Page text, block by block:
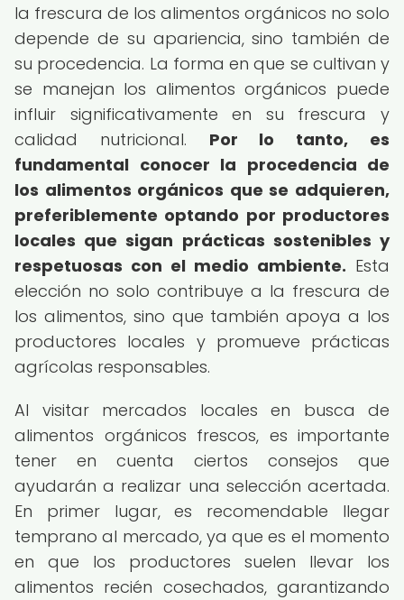
la frescura de los alimentos orgánicos no solo
depende de su apariencia, sino también de
su procedencia. La forma en que se cultivan y
se manejan los alimentos orgánicos puede
influir significativamente en su frescura y
calidad nutricional. Por lo tanto, es
fundamental conocer la procedencia de
los alimentos orgánicos que se adquieren,
preferiblemente optando por productores
locales que sigan prácticas sostenibles y
respetuosas con el medio ambiente. Esta
elección no solo contribuye a la frescura de
los alimentos, sino que también apoya a los
productores locales y promueve prácticas
agrícolas responsables.
Al visitar mercados locales en busca de
alimentos orgánicos frescos, es importante
tener en cuenta ciertos consejos que
ayudarán a realizar una selección acertada.
En primer lugar, es recomendable llegar
temprano al mercado, ya que es el momento
en que los productores suelen llevar los
alimentos recién cosechados, garantizando